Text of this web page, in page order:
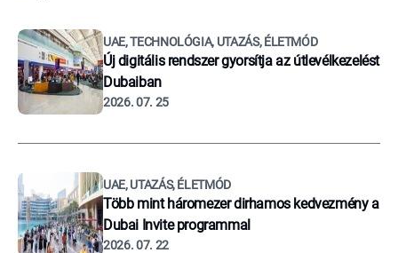
UAE, TECHNOLÓGIA, UTAZÁS, ÉLETMÓD
Új digitális rendszer gyorsítja az útlevélkezelést
Dubaiban
2026. 07. 25
UAE, UTAZÁS, ÉLETMÓD
Több mint háromezer dirhamos kedvezmény a
Dubai Invite programmal
2026. 07. 22